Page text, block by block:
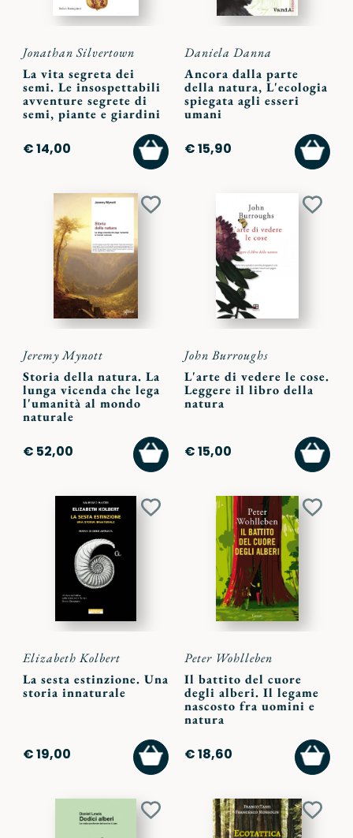
Jonathan Silvertown
La vita segreta dei
semi. Le insospettabili
avventure segrete di
semi, piante e giardini
€ 14,00
AGGIUNGI
AL
CARRELLO
Daniela Danna
Ancora dalla parte
della natura, L'ecologia
spiegata agli esseri
umani
€ 15,90
AL
Aggiungi
Jeremy Mynott
Storia della natura. La
lunga vicenda che lega
l'umanità al mondo
naturale
€ 52,00
AGGIUNGI
AL
CARRELLO
John Burroughs
L'arte di vedere le cose.
Leggere il libro della
natura
€ 15,00
AL
Aggiungi
Elizabeth Kolbert
La sesta estinzione. Una
storia innaturale
€ 19,00
AGGIUNGI
AL
CARRELLO
Peter Wohlleben
Il battito del cuore
degli alberi. Il legame
nascosto fra uomini e
natura
€ 18,60
AL
Aggiungi